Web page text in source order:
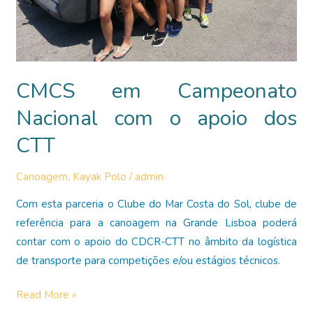
CMCS em Campeonato
Nacional com o apoio dos
CTT
Canoagem, Kayak Polo /admin
Com esta parceria o Clube do Mar Costa do Sol, clube de
referência para a canoagem na Grande Lisboa poderá
contar com o apoio do CDCR-CTT no âmbito da logística
de transporte para competições e/ou estágios técnicos.
CMCS
Read More »